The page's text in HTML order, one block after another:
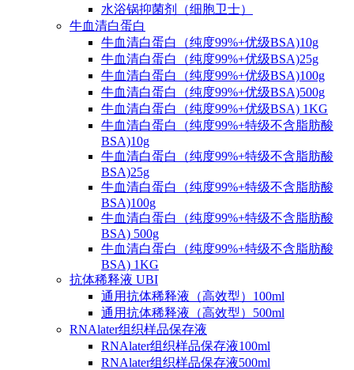
水浴锅抑菌剂（细胞卫士）
牛血清白蛋白
牛血清白蛋白（纯度99%+优级BSA)10g
牛血清白蛋白（纯度99%+优级BSA)25g
牛血清白蛋白（纯度99%+优级BSA)100g
牛血清白蛋白（纯度99%+优级BSA)500g
牛血清白蛋白（纯度99%+优级BSA) 1KG
牛血清白蛋白（纯度99%+特级不含脂肪酸
BSA)10g
牛血清白蛋白（纯度99%+特级不含脂肪酸
BSA)25g
牛血清白蛋白（纯度99%+特级不含脂肪酸
BSA)100g
牛血清白蛋白（纯度99%+特级不含脂肪酸
BSA) 500g
牛血清白蛋白（纯度99%+特级不含脂肪酸
BSA) 1KG
抗体稀释液 UBI
通用抗体稀释液（高效型）100ml
通用抗体稀释液（高效型）500ml
RNAlater组织样品保存液
RNAlater组织样品保存液100ml
RNAlater组织样品保存液500ml